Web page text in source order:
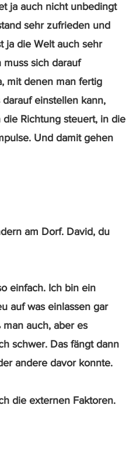
ja auch nicht unbedingt
sehr zufrieden und
ja die Welt auch sehr
sich darauf
mit denen man fertig
einstellen kann,
Richtung steuert, in die
Und damit gehen
am Dorf. David, du
einfach. Ich bin ein
auf was einlassen gar
auch, aber es
schwer. Das fängt dann
andere davor konnte.
die externen Faktoren.